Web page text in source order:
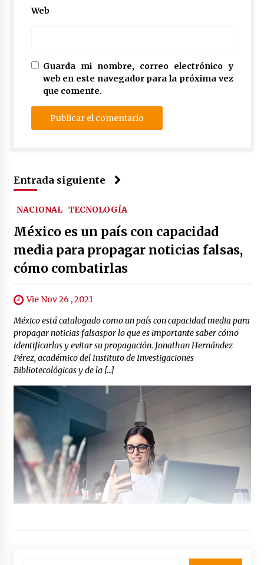
Web
Guarda mi nombre, correo electrónico y
web en este navegador para la próxima vez
que comente.
Entrada siguiente
NACIONAL TECNOLOGÍA
México es un país con capacidad
media para propagar noticias falsas,
cómo combatirlas
Vie Nov 26 , 2021
México está catalogado como un país con capacidad media para
propagar noticias falsaspor lo que es importante saber cómo
identificarlas y evitar su propagación. Jonathan Hernández
Pérez, académico del Instituto de Investigaciones
Bibliotecológicas y de la […]